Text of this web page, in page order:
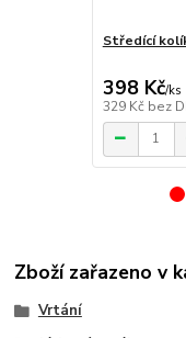
Středící
398 Kč/ks
329 Kč bez
Zboží zařazeno v
Vrtání